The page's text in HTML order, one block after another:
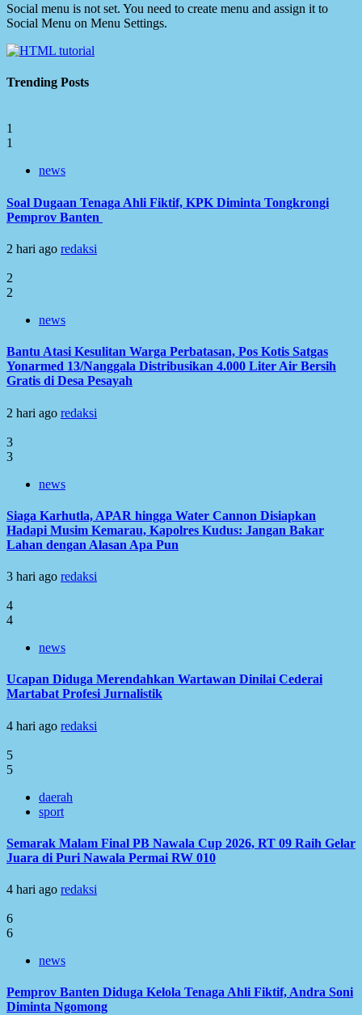
Social menu is not set. You need to create menu and assign it to
Social Menu on Menu Settings.
Trending Posts
1
1
news
Soal Dugaan Tenaga Ahli Fiktif, KPK Diminta Tongkrongi
Pemprov Banten
2 hari ago redaksi
2
2
news
Bantu Atasi Kesulitan Warga Perbatasan, Pos Kotis Satgas
Yonarmed 13/Nanggala Distribusikan 4.000 Liter Air Bersih
Gratis di Desa Pesayah
2 hari ago redaksi
3
3
news
Siaga Karhutla, APAR hingga Water Cannon Disiapkan
Hadapi Musim Kemarau, Kapolres Kudus: Jangan Bakar
Lahan dengan Alasan Apa Pun
3 hari ago redaksi
4
4
news
Ucapan Diduga Merendahkan Wartawan Dinilai Cederai
Martabat Profesi Jurnalistik
4 hari ago redaksi
5
5
daerah
sport
Semarak Malam Final PB Nawala Cup 2026, RT 09 Raih Gelar
Juara di Puri Nawala Permai RW 010
4 hari ago redaksi
6
6
news
Pemprov Banten Diduga Kelola Tenaga Ahli Fiktif, Andra Soni
Diminta Ngomong